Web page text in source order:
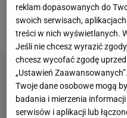
Ale Hansi Flick
Penę.
reklam dopasowanych do
swoich serwisach,
treści w nich wyświetlanych.
Jeśli nie chcesz wyrazić
chcesz wycofać zgodę
„Ustawień Zaawansowanych”.
Twoje dane osobowe mogą
badania i mierzenia
serwisów i aplikacji lub